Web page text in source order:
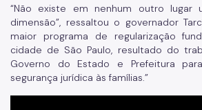
“Não existe em nenhum outro lugar
dimensão”, ressaltou o governador
maior programa de regularização
cidade de São Paulo, resultado do
Governo do Estado e Prefeitura
segurança jurídica às famílias.”